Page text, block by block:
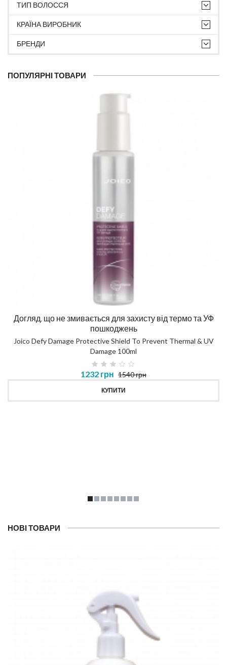
ТИП ВОЛОССЯ
КРАЇНА ВИРОБНИК
БРЕНДИ
ПОПУЛЯРНІ ТОВАРИ
Догляд, що не змивається для захисту від термо та УФ
пошкоджень
Joico Defy Damage Protective Shield To Prevent Thermal & UV
Damage 100ml
1232 грн 1540 грн
КУПИТИ
НОВІ ТОВАРИ